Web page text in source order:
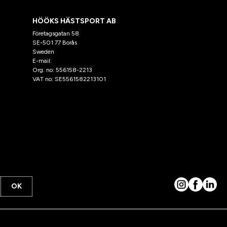
HÖÖKS HÄSTSPORT AB
Företagsgatan 58
SE-501 77 Borås
Sweden
E-mail:
Org. no: 556158-2213
VAT no: SE5561582213101
OK